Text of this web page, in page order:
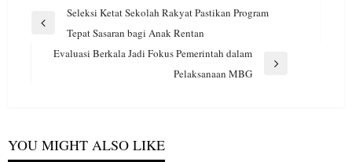
Navigasi
Previous
Seleksi Ketat Sekolah Rakyat Pastikan Program
Tepat Sasaran bagi Anak Rentan
Evaluasi Berkala Jadi Fokus Pemerintah dalam
Pelaksanaan MBG
YOU MIGHT ALSO LIKE